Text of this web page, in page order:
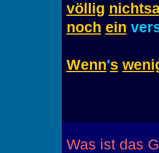
völlig
noch ein
Wenn's
Was ist das